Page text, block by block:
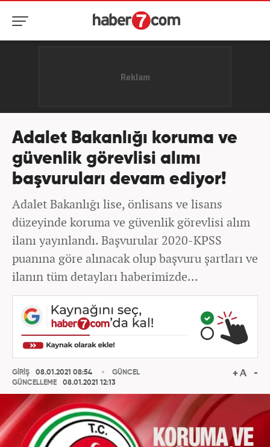
Adalet Bakanlığı koruma ve
güvenlik görevlisi alımı
başvuruları devam ediyor!
Adalet Bakanlığı lise, önlisans ve lisans
düzeyinde koruma ve güvenlik görevlisi alım
ilanı yayınlandı. Başvurular 2020-KPSS
puanına göre alınacak olup başvuru şartları ve
ilanın tüm detayları haberimizde...
GİRİŞ
08.01.2021 08:54
GÜNCELLEME
08.01.2021 12:13
GÜNCEL